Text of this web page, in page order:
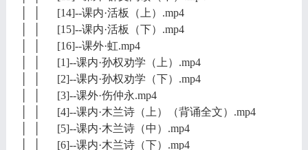
│ │ [14]--课内·活板（上）.mp4
│ │ [15]--课内·活板（下）.mp4
│ │ [16]--课外·虹.mp4
│ │ [1]--课内·孙权劝学（上）.mp4
│ │ [2]--课内·孙权劝学（下）.mp4
│ │ [3]--课外·伤仲永.mp4
│ │ [4]--课内·木兰诗（上）（背诵全文）.mp4
│ │ [5]--课内·木兰诗（中）.mp4
│ │ [6]--课内·木兰诗（下）.mp4